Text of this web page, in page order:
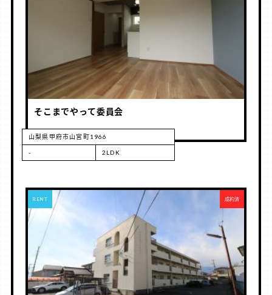
そこまでやって委員会
山梨県甲府市山宮町1966
- 2LDK
RENT 成約済